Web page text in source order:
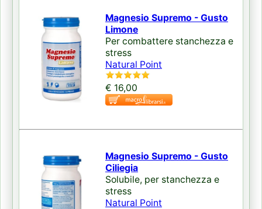
Magnesio Supremo - Gusto
Limone
Per combattere stanchezza e
stress
Natural Point
€ 16,00
Magnesio Supremo - Gusto
Ciliegia
Solubile, per stanchezza e
stress
Natural Point